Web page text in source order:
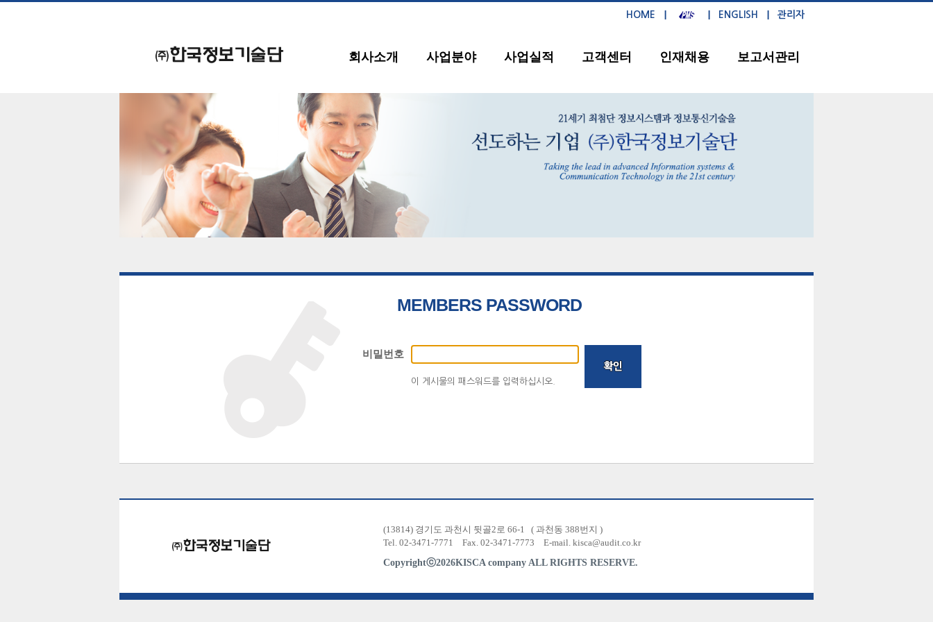
HOME ENGLISH 관리자
회사소개 사업분야 사업실적 고객센터 인재채용 보고서관리
MEMBERS PASSWORD
비밀번호
이 게시물의 패스워드를 입력하십시오.
(13814) 경기도 과천시 뒷골2로 66-1 ( 과천동 388번지 )
Tel. 02-3471-7771
Fax. 02-3471-7773 E-mail. kisca@audit.co.kr
Copyrightⓒ2026KISCA company ALL RIGHTS RESERVE.